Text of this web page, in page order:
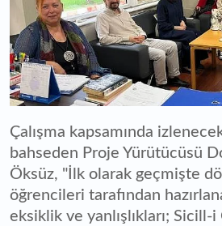
Çalışma kapsamında
bahseden Proje Yürütücüsü
Öksüz, "İlk olarak geçmişte
öğrencileri tarafından
eksiklik ve yanlışlıkları; Sicill-